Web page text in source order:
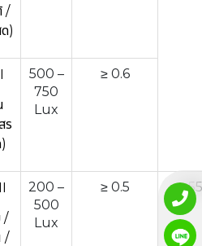
/
)
ร
500 –
750
Lux
≥ 0.6
/
/
200 –
500
Lux
≥ 0.5 ≤ 55